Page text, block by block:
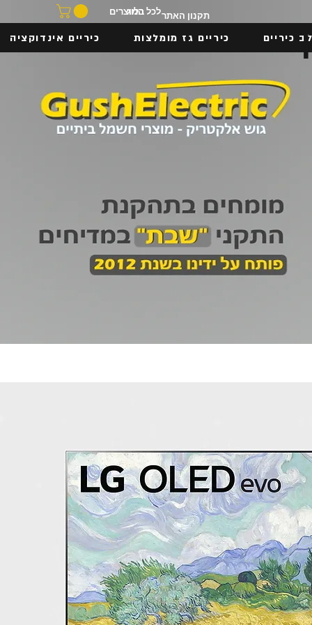
בלוג
לכל המוצרים
כיריים כיריים גז מומלצות כיריים אינדוקציה
תקנון האתר